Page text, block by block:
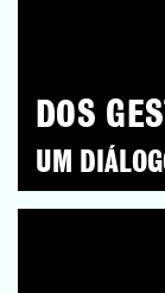
DOS
UM